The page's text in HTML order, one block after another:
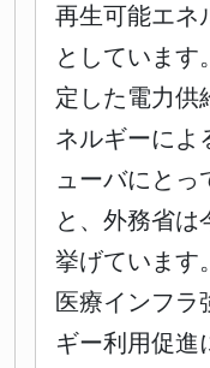
再生可能エネ
としていま
定した電力供
ネルギーによ
ューバにとっ
と、外務省は
挙げています
医療インフラ
ギー利用促進